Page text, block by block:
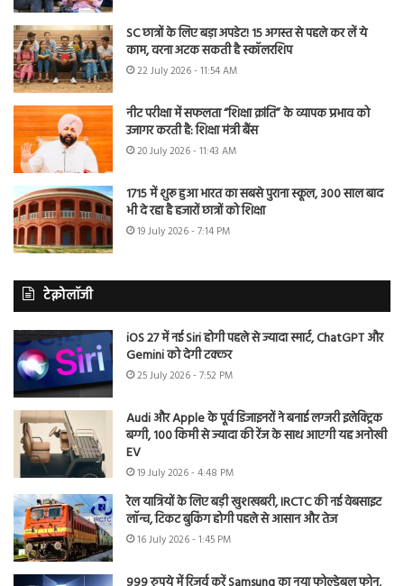
SC छात्रों के लिए बड़ा अपडेट! 15 अगस्त से पहले कर लें ये
काम, वरना अटक सकती है स्कॉलरशिप
22 July 2026 - 11:54 AM
नीट परीक्षा में सफलता “शिक्षा क्रांति” के व्यापक प्रभाव को
उजागर करती है: शिक्षा मंत्री बैंस
20 July 2026 - 11:43 AM
1715 में शुरू हुआ भारत का सबसे पुराना स्कूल, 300 साल बाद
भी दे रहा है हजारों छात्रों को शिक्षा
19 July 2026 - 7:14 PM
टेक्नोलॉजी
iOS 27 में नई Siri होगी पहले से ज्यादा स्मार्ट, ChatGPT और
Gemini को देगी टक्कर
25 July 2026 - 7:52 PM
Audi और Apple के पूर्व डिजाइनरों ने बनाई लग्जरी इलेक्ट्रिक
बग्गी, 100 किमी से ज्यादा की रेंज के साथ आएगी यह अनोखी
EV
19 July 2026 - 4:48 PM
रेल यात्रियों के लिए बड़ी खुशखबरी, IRCTC की नई वेबसाइट
लॉन्च, टिकट बुकिंग होगी पहले से आसान और तेज
16 July 2026 - 1:45 PM